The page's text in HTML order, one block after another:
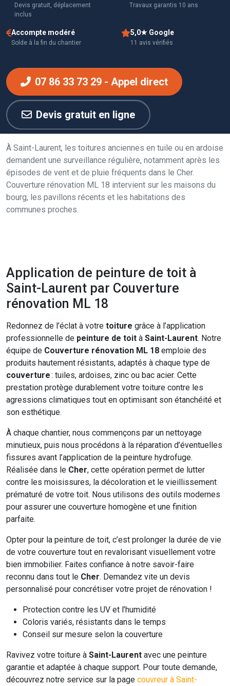
Devis gratuit, déplacement
inclus
Travaux garantis 10 ans
Accompte modéré
Solde à la fin du chantier
5,0★ Google
11 avis vérifiés
07 86 33 73 29 - Appel direct
Devis gratuit en ligne
À Saint-Laurent, les toitures anciennes en tuile ou en ardoise
demandent une surveillance régulière, notamment après les
épisodes de vent et de pluie fréquents dans le Cher.
Couverture rénovation ML 18 intervient sur les maisons du
bourg, les pavillons récents et les habitations des
communes proches.
Application de peinture de toit à
Saint-Laurent par Couverture
rénovation ML 18
Redonnez de l’éclat à votre toiture grâce à l’application
professionnelle de peinture de toit à Saint-Laurent. Notre
équipe de Couverture rénovation ML 18 emploie des
produits hautement résistants, adaptés à chaque type de
couverture: tuiles, ardoises, zinc ou bac acier. Cette
prestation protège durablement votre toiture contre les
agressions climatiques tout en optimisant son étanchéité et
son esthétique.
À chaque chantier, nous commençons par un nettoyage
minutieux, puis nous procédons à la réparation d’éventuelles
fissures avant l’application de la peinture hydrofuge.
Réalisée dans le Cher, cette opération permet de lutter
contre les moisissures, la décoloration et le vieillissement
prématuré de votre toit. Nous utilisons des outils modernes
pour assurer une couverture homogène et une finition
parfaite.
Opter pour la peinture de toit, c’est prolonger la durée de vie
de votre couverture tout en revalorisant visuellement votre
bien immobilier. Faites confiance à notre savoir-faire
reconnu dans tout le Cher. Demandez vite un devis
personnalisé pour concrétiser votre projet de rénovation !
Protection contre les UV et l’humidité
Coloris variés, résistants dans le temps
Conseil sur mesure selon la couverture
Ravivez votre toiture à Saint-Laurent avec une peinture
garantie et adaptée à chaque support. Pour toute demande,
découvrez notre service sur la page couvreur à Saint-